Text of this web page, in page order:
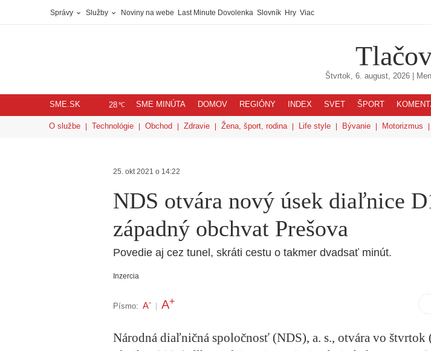
Správy Služby Noviny na webe Last Minute Dovolenka Slovník Hry Viac
Štvrtok, 6. august, 2026|
SME.SK 28℃ SME MINÚTA DOMOV REGIÓNY INDEX SVET ŠPORT
O službe Technológie Obchod Zdravie Žena, šport, rodina Life style Bývanie Motorizmus
25. okt 2021 o 14:22
NDS otvára nový úsek diaľnice
západný obchvat Prešova
Povedie aj cez tunel, skráti cestu o takmer dvadsať minút.
Inzercia
Písmo: A- A+
Národná diaľničná spoločnosť (NDS), a. s., otvára vo štvrtok